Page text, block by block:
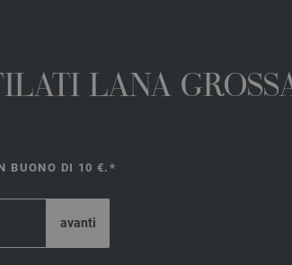
LANA
BUONO DI 10 €.*